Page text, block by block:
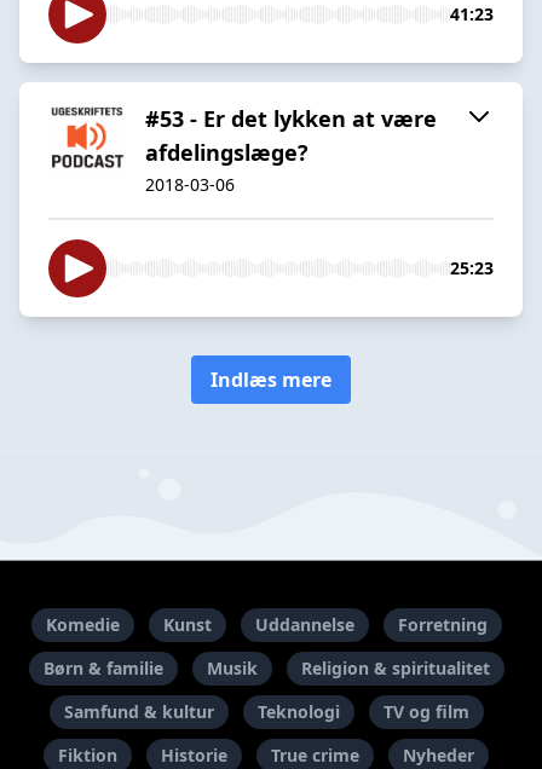
41:23
#53 - Er det lykken at være
afdelingslæge?
2018-03-06
25:23
Indlæs mere
Komedie Kunst Uddannelse
Forretning
Børn & familie
Musik
Religion & spiritualitet
Samfund & kultur
Teknologi
TV og film
Fiktion
Historie True crime Nyheder